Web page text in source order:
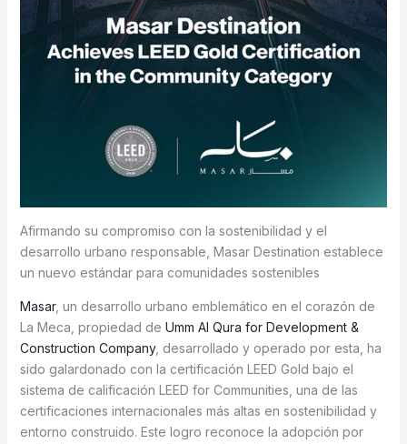
Afirmando su compromiso con la sostenibilidad y el
desarrollo urbano responsable, Masar Destination establece
un nuevo estándar para comunidades sostenibles
Masar, un desarrollo urbano emblemático en el corazón de
La Meca, propiedad de Umm Al Qura for Development &
Construction Company, desarrollado y operado por esta, ha
sido galardonado con la certificación LEED Gold bajo el
sistema de calificación LEED for Communities, una de las
certificaciones internacionales más altas en sostenibilidad y
entorno construido. Este logro reconoce la adopción por